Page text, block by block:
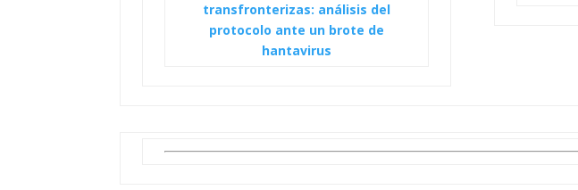
transfronterizas: análisis del
protocolo ante un brote de
hantavirus